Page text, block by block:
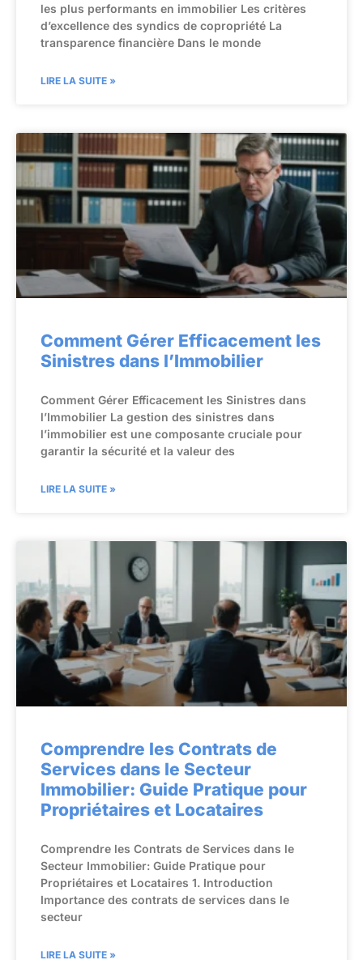
les plus performants en immobilier Les critères
d’excellence des syndics de copropriété La
transparence financière Dans le monde
LIRE LA SUITE »
Comment Gérer Efficacement les
Sinistres dans l’Immobilier
Comment Gérer Efficacement les Sinistres dans
l’Immobilier La gestion des sinistres dans
l’immobilier est une composante cruciale pour
garantir la sécurité et la valeur des
LIRE LA SUITE »
Comprendre les Contrats de
Services dans le Secteur
Immobilier: Guide Pratique pour
Propriétaires et Locataires
Comprendre les Contrats de Services dans le
Secteur Immobilier: Guide Pratique pour
Propriétaires et Locataires 1. Introduction
Importance des contrats de services dans le
secteur
LIRE LA SUITE »